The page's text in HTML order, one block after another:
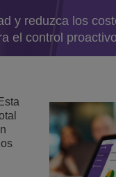
Bases de un
Resiliencia
Continuidad
Lee más
de Colaboración
dispositivos
Ethernet
UC Platforms
OmniPCX
Rainbow™
DECT Platforms
Estaciones base SIP-
socios
y reconocimiento
Briefing Centre
ejecutivo
y reduzca los
el control